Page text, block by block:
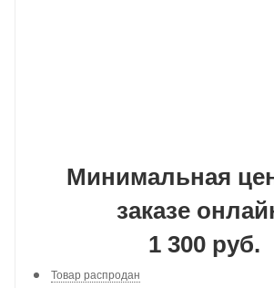
Минимальная
заказе
1 300 руб.
Товар распродан